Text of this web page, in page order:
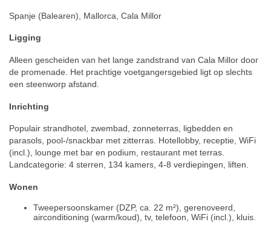
Spanje (Balearen), Mallorca, Cala Millor
Ligging
Alleen gescheiden van het lange zandstrand van Cala Millor door
de promenade. Het prachtige voetgangersgebied ligt op slechts
een steenworp afstand.
Inrichting
Populair strandhotel, zwembad, zonneterras, ligbedden en
parasols, pool-/snackbar met zitterras. Hotellobby, receptie, WiFi
(incl.), lounge met bar en podium, restaurant met terras.
Landcategorie: 4 sterren, 134 kamers, 4-8 verdiepingen, liften.
Wonen
Tweepersoonskamer (DZP, ca. 22 m²), gerenoveerd,
airconditioning (warm/koud), tv, telefoon, WiFi (incl.), kluis.